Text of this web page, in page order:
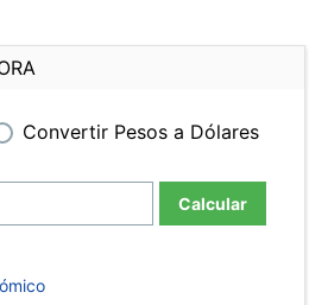
Convertir Pesos a Dólares
Calcular